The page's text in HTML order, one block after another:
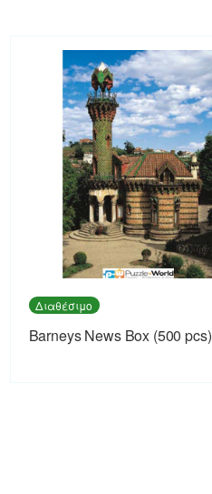
Διαθέσιμο
Barneys News Box (500 pcs)